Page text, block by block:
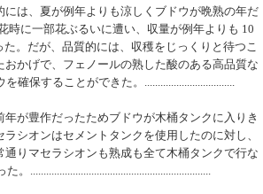
には、夏が例年よりも涼しくブドウが晩熟の年だ
時に一部花ぶるいに遭い、収量が例年よりも 10
た。だが、品質的には、収穫をじっくりと待つこ
おかげで、フェノールの熟した酸のある高品質な
を確保することができた。..................................
年が豊作だったためブドウが木桶タンクに入りき
ラシオンはセメントタンクを使用したのに対し、
通りマセラシオンも熟成も全て木桶タンクで行な
た。....................................................................